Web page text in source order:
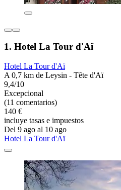
1. Hotel La Tour d'Aï
Hotel La Tour d'Aï
A 0,7 km de Leysin - Tête d'Aï
9,4/10
Excepcional
(11 comentarios)
140 €
incluye tasas e impuestos
Del 9 ago al 10 ago
Hotel La Tour d'Aï